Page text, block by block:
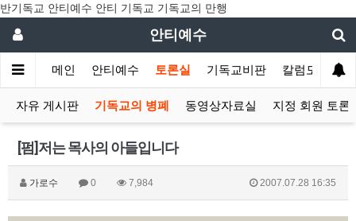
반기독교 안티예수 안티 기독교 기독교의 만행
안티예수
메인 안티예수 토론실 기독교비판 칼럼모음
자유 게시판 기독교의 병폐 동영상자료실 지정 회원 토론
[펌]저는 목사의 아들입니다
가로수 0 7,984 2007.07.28 16:35